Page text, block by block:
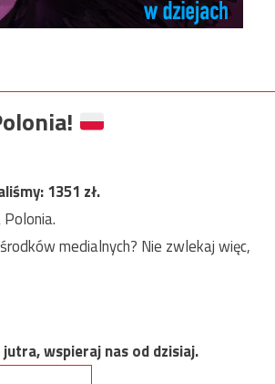
1351 zł.
medialnych? Nie zwlekaj więc,
wspieraj nas od dzisiaj.